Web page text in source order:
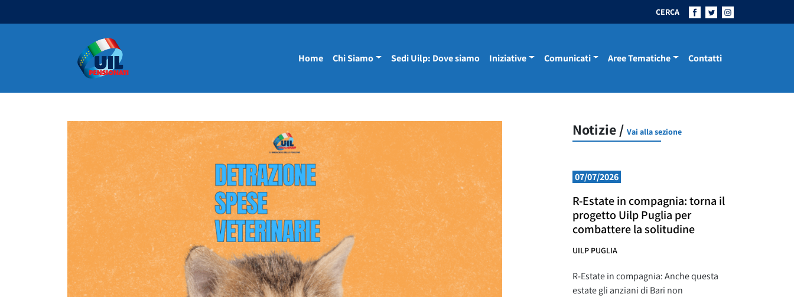
CERCA
Navigazione principale Home Chi Siamo Sedi Uilp: Dove siamo Iniziative Comunicati Aree Tematiche Contatti
Notizie / Vai alla sezione
07/07/2026
R-Estate in compagnia: torna il
progetto Uilp Puglia per
combattere la solitudine
UILP PUGLIA
R-Estate in compagnia: Anche questa
estate gli anziani di Bari non